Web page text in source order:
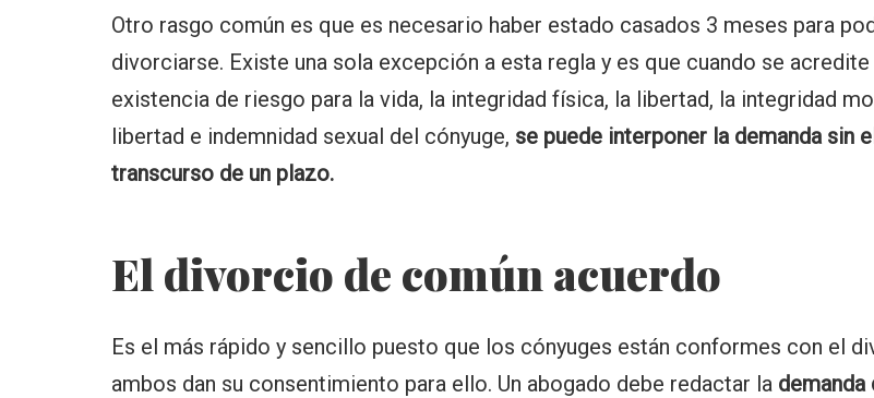
Otro rasgo común es que es necesario haber estado casados 3 meses para
divorciarse. Existe una sola excepción a esta regla y es que cuando se acredite
existencia de riesgo para la vida, la integridad física, la libertad, la integridad
libertad e indemnidad sexual del cónyuge, se puede interponer la demanda sin
transcurso de un plazo.
El divorcio de común acuerdo
Es el más rápido y sencillo puesto que los cónyuges están conformes con el
ambos dan su consentimiento para ello. Un abogado debe redactar la demanda